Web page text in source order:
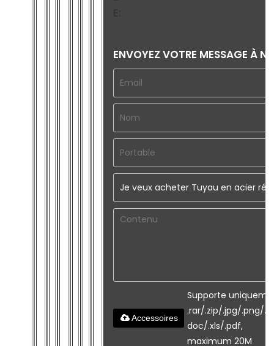
ENVOYEZ VOTRE MESSAGE À
Supporte
.rar/.zip/.jpg/.png/
doc/.xls/.pdf,
maximum 20M
Accessoires